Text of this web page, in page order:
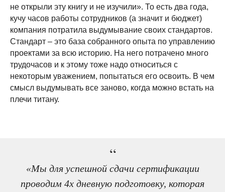
не открыли эту книгу и не изучили». То есть два года,
кучу часов работы сотрудников (а значит и бюджет)
компания потратила выдумывание своих стандартов.
Стандарт – это база собранного опыта по управлению
проектами за всю историю. На него потрачено много
трудочасов и к этому тоже надо относиться с
некоторым уважением, попытаться его освоить. В чем
смысл выдумывать все заново, когда можно встать на
плечи титану.
“
«Мы для успешной сдачи сертификации
проводим 4х дневную подготовку, которая